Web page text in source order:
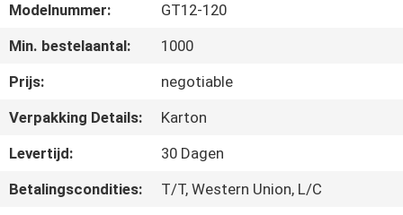
NEEM
CONTACT
MET
ONS
Modelnummer:
GT12-120
Min. bestelaantal:
1000
Prijs:
negotiable
Verpakking Details:
Karton
Levertijd:
30 Dagen
Betalingscondities:
T/T, Western Union, L/C